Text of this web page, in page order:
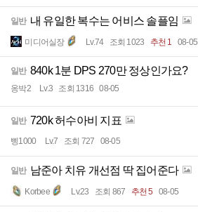
일반 내 유일한 복수는 어비스 솔플임
미디어실장 Lv.74 조회 1023 추천 1 08-05
일반 840k 1분 DPS 270만 정상인가요?
옹박2 Lv.3 조회 1316 08-05
일반 720k 허수아비 지표
삥1000 Lv.7 조회 727 08-05
일반 남준아 치유 개선점 딱 집어준다
Korbee Lv.23 조회 867 추천 5 08-05